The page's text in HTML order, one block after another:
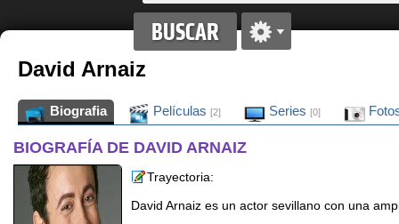
David Arnaiz
Biografia Películas [2] Series [0]
BIOGRAFÍA DE DAVID ARNAIZ
Trayectoria:
David Arnaiz es un actor sevillano con una